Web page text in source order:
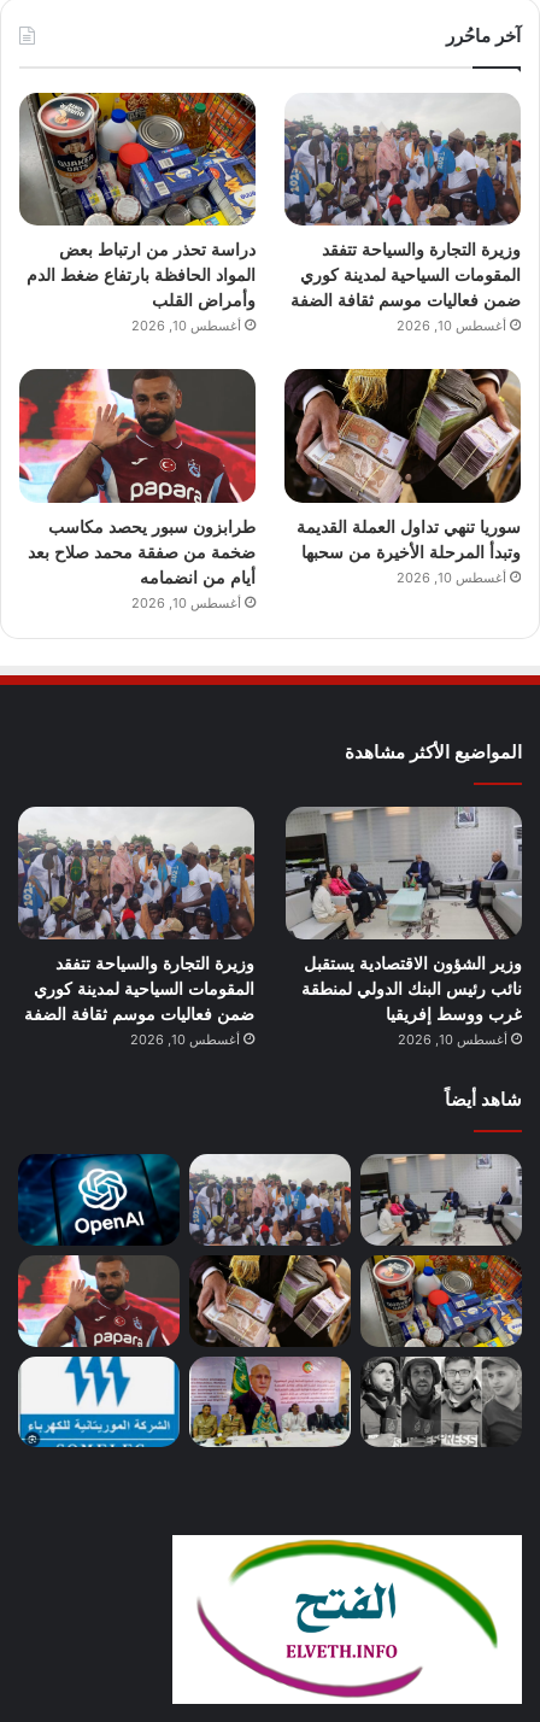
آخر ماحُرر
وزيرة التجارة والسياحة تتفقد
المقومات السياحية لمدينة كوري
ضمن فعاليات موسم ثقافة الضفة
أغسطس 10, 2026
دراسة تحذر من ارتباط بعض
المواد الحافظة بارتفاع ضغط الدم
وأمراض القلب
أغسطس 10, 2026
سوريا تنهي تداول العملة القديمة
وتبدأ المرحلة الأخيرة من سحبها
أغسطس 10, 2026
طرابزون سبور يحصد مكاسب
ضخمة من صفقة محمد صلاح بعد
أيام من انضمامه
أغسطس 10, 2026
المواضيع الأكثر مشاهدة
وزير الشؤون الاقتصادية يستقبل
نائب رئيس البنك الدولي لمنطقة
غرب ووسط إفريقيا
أغسطس 10, 2026
وزيرة التجارة والسياحة تتفقد
المقومات السياحية لمدينة كوري
ضمن فعاليات موسم ثقافة الضفة
أغسطس 10, 2026
شاهد أيضاً